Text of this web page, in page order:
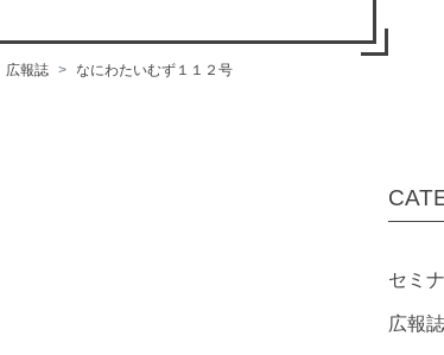
ブログ
広報誌 なにわたいむず１１２号
セミ
広報誌